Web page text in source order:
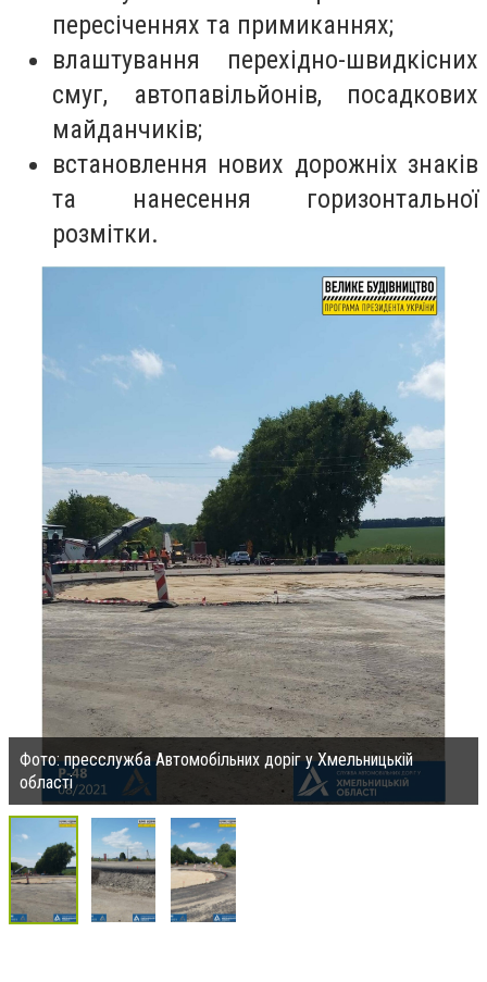
пересіченнях та примиканнях;
влаштування перехідно-швидкісних
смуг, автопавільйонів, посадкових
майданчиків;
встановлення нових дорожніх знаків
та нанесення горизонтальної
розмітки.
Фото: пресслужба Автомобільних доріг у Хмельницькій
області